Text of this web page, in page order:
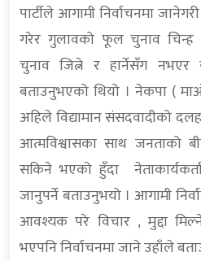
पार्टीले आगामी निर्वाचनमा
गरेर गुलावको फूल चुनाव चिन्ह
चुनाव जित्ने र हार्नेसँग नभएर
बताउनुभएको थियो । नेकपा (
अहिले विद्यामान संसदवादीको
आत्मविश्वासका साथ जनताको
सकिने भएको हुँदा
जानुपर्ने बताउनुभयो । आगामी
आवश्यक परे विचार , मुद्दा
भएपनि निर्वाचनमा जाने उहाँले